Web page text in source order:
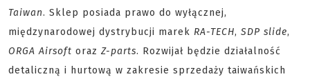
Taiwan. Sklep posiada prawo do wyłącznej,
międzynarodowej dystrybucji marek RA-TECH, SDP slide,
ORGA Airsoft oraz Z-parts. Rozwijał będzie działalność
detaliczną i hurtową w zakresie sprzedaży taiwańskich